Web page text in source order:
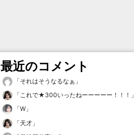
最近のコメント
「それはそうなるなぁ 」
「これで★300いったねーーーーー！！！ 」
「W 」
「天才 」